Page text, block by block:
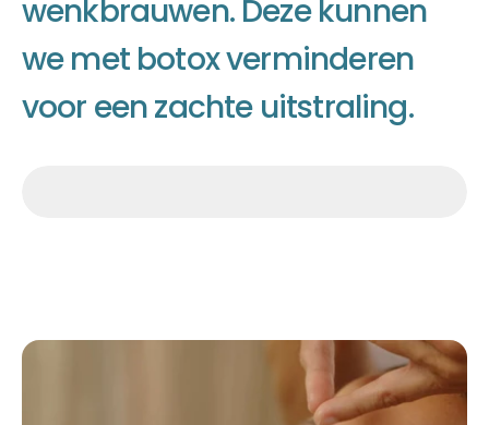
wenkbrauwen. Deze kunnen
wemet botoxverminderen
voor eenzachte uitstraling.